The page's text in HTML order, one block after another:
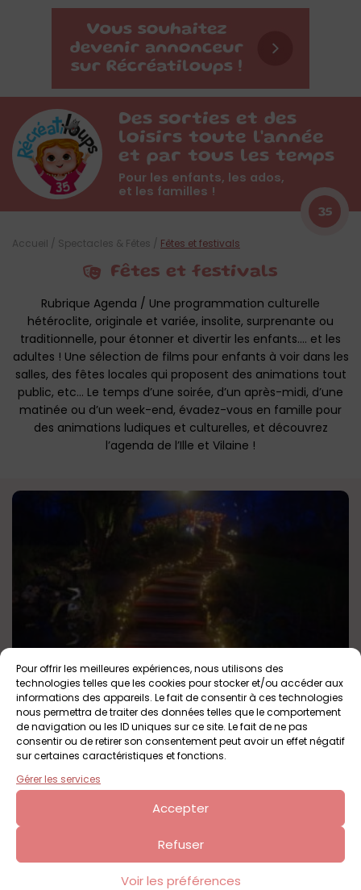
Pour offrir les meilleures expériences, nous utilisons des
technologies telles que les cookies pour stocker et/ou accéder aux
informations des appareils. Le fait de consentir à ces technologies
nous permettra de traiter des données telles que le comportement
de navigation ou les ID uniques sur ce site. Le fait de ne pas
consentir ou de retirer son consentement peut avoir un effet négatif
sur certaines caractéristiques et fonctions.
Gérer les services
Accepter
Refuser
Voir les préférences
Des sorties et des
loisirs toute l'année
et par tous les temps
Pour les enfants, les ados,
et les familles !
35
Fêtes et festivals
Rubrique Agenda / Une programmation culturelle
hétéroclite, originale et variée, insolite, surprenante ou
traditionnelle, pour étonner et divertir les enfants…. et les
adultes ! Une sélection de films pour enfants à voir dans les
salles, des fêtes locales qui proposent des animations tout
public, etc… Le temps d’une soirée, d’un après-midi, d’une
matinée ou d’un week-end, évadez-vous en famille pour
des animations ludiques et culturelles, et découvrez
l’agenda de l’Ille et Vilaine !
Accueil / Spectacles & Fêtes / Fêtes et festivals
Les Illuminations de Noël chez les particuliers en
Ille et Vilaine
Tout public